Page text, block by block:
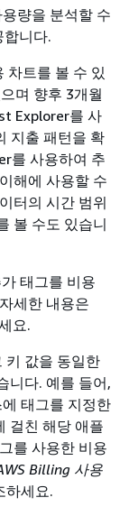
량을 분석할 수
니다.
차트를 볼 수 있
며 향후 3개월
Explorer를 사
지출 패턴을 확
를 사용하여 추
해에 사용할 수
터의 시간 범위
볼 수도 있습니
태그를 비용
세한 내용은
요.
키 값을 동일한
니다. 예를 들어,
태그를 지정한
걸친 해당 애플
를 사용한 비용
Billing 사용
하세요.